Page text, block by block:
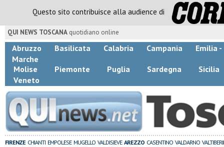
Questo sito contribuisce alla audience di
QUI NEWS TOSCANA quotidiano online
Abruzzo Basilicata Calabria Campania
Emilia -
Marche
Molise
Piemonte Puglia Sardegna
Sicilia
Veneto
FIRENZE CHIANTI EMPOLESE MUGELLO VALDISIEVE AREZZO CASENTINO VALDARNO